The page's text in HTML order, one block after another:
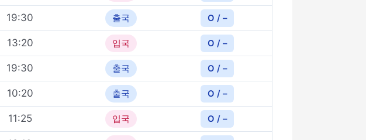
19:30 출국 O / –
13:20 입국 O / –
19:30 출국 O / –
10:20 출국 O / –
11:25 입국 O / –